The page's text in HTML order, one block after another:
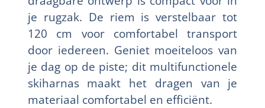
je rugzak. De riem is verstelbaar tot
120 cm voor comfortabel transport
door iedereen. Geniet moeiteloos van
je dag op de piste; dit multifunctionele
skiharnas maakt het dragen van je
materiaal comfortabel en efficiënt.